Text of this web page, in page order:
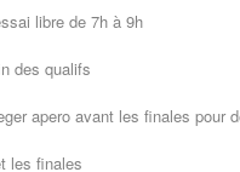
libre de 7h à 9h
des qualifs
apero avant les finales pour
les finales